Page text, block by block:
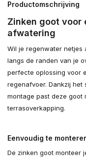
Productomschrijving
Zinken goot voor
afwatering
Wil je regenwater netjes
langs de randen van je
perfecte oplossing voor
regenafvoer. Dankzij het
montage past deze goot
terrasoverkapping.
Eenvoudig te
De zinken goot monteer